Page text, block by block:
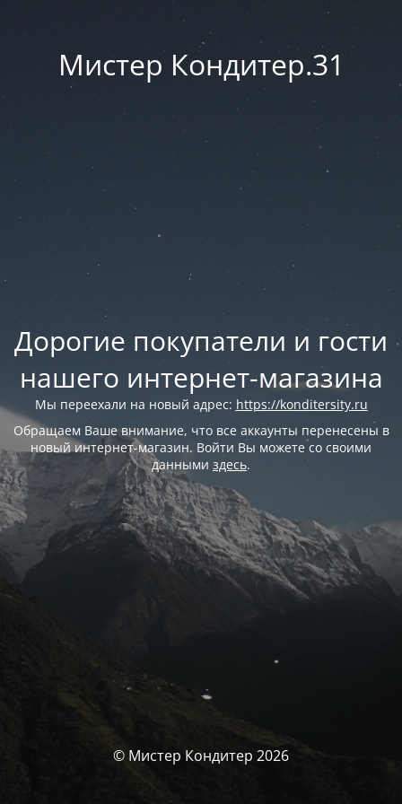
Мистер Кондитер.31
Дорогие покупатели и гости
нашего интернет-магазина
Мы переехали на новый адрес: https://konditersity.ru
Обращаем Ваше внимание, что все аккаунты перенесены в
новый интернет-магазин. Войти Вы можете со своими
данными здесь.
© Мистер Кондитер 2026